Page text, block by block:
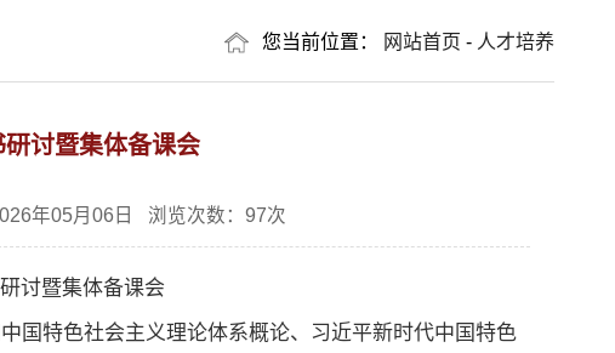
您当前位置： 网站首页 - 人才培养
讨暨集体备课会
年05月06日 浏览次数： 97次
讨暨集体备课会
国特色社会主义理论体系概论、习近平新时代中国特色